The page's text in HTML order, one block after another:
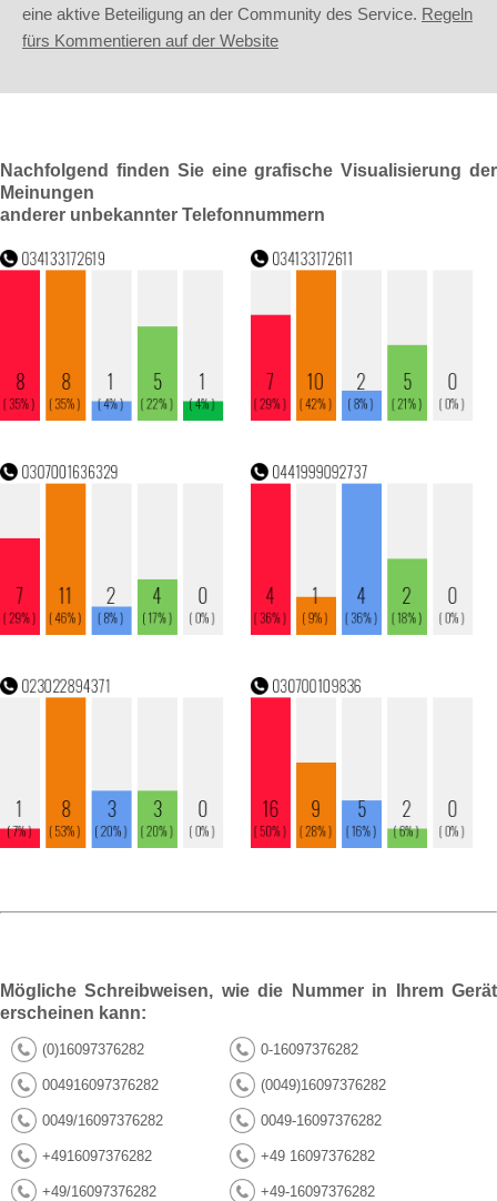
eine aktive Beteiligung an der Community des Service. Regeln
fürs Kommentieren auf der Website
Nachfolgend finden Sie eine grafische Visualisierung der
Meinungen
anderer unbekannter Telefonnummern
Mögliche Schreibweisen, wie die Nummer in Ihrem Gerät
erscheinen kann:
(0)16097376282 0-16097376282
004916097376282 (0049)16097376282
0049/16097376282 0049-16097376282
+4916097376282 +49 16097376282
+49/16097376282 +49-16097376282